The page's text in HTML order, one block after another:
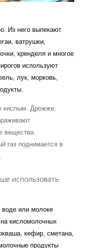
Из него выпекают
ватрушки,
кренделя и многое
используют
лук, морковь,
кислым. Дрожжи,
вещества.
газ поднимается в
использовать
или молоке
кисломолочных
кефир, сметана,
продукты